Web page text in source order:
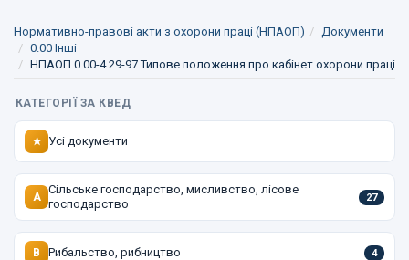
Нормативно-правові акти з охорони праці (НПАОП)
Документи
0.00 Інші
НПАОП 0.00-4.29-97 Типове положення про кабінет охорони праці
КАТЕГОРІЇ ЗА КВЕД
★ Усі документи
A
Сільське господарство, мисливство, лісове
господарство
27
B Рибальство, рибництво 4